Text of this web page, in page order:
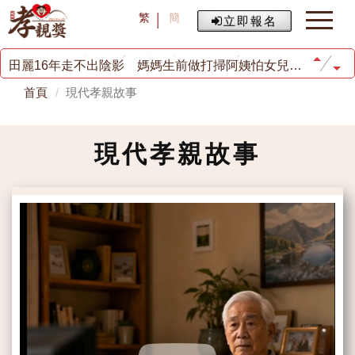
立即報名
簡
繁
油條兄弟提醒陪伴父母 仉上明珠拍片揚孝
歐漢聲扛父債22年曾想一走了之 胡瓜救回他：那一刻與自己和解
八三夭阿璞「捐肝救父」認了是福份！成員體悟行孝不能等
楊小黎罕見情緒崩潰 淚曝「最深恐懼」害怕媽媽離世
徐若瑄砸千萬為父續命9年
馬年行孝，事事皆旺!
旺旺孝親獎頒獎 兩岸共揚孝道文化
老蕭獻聲孝親獎「傳遞孝順力量」
八三夭阿璞「捐肝救父」認了是福份！成員體悟行孝不能等
田麗16年走不出陰影 媽媽生前做打掃阿姨怕女兒被說閒話
楊小黎罕見情緒崩潰 淚曝「最深恐懼」害怕媽媽離世
徐若瑄砸千萬為父續命9年
70歲高群憶父母辛勞養8兒！ 從小家境清苦嘆「人生遺憾」
馬年行孝，事事皆旺!
旺旺孝親獎頒獎 兩岸共揚孝道文化
老蕭獻聲孝親獎「傳遞孝順力量」
油條兄弟提醒陪伴父母 仉上明珠拍片揚孝
首頁 現代孝親故事
現代孝親故事